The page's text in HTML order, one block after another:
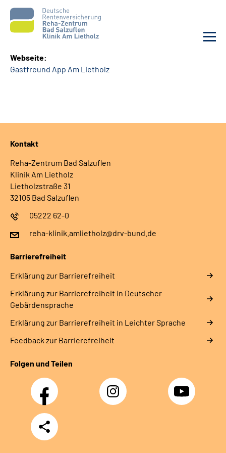
Unsere Klinik
Sozialdienste & Zuweisende
Suche
Leichte Sprache
Webseite:
Gastfreund App Am Lietholz
Kontakt
Reha-Zentrum Bad Salzuflen
Klinik Am Lietholz
Lietholzstraße 31
32105 Bad Salzuflen
05222 62-0
reha-klinik.amlietholz@drv-bund.de
Barrierefreiheit
Erklärung zur Barrierefreiheit
Erklärung zur Barrierefreiheit in Deutscher
Gebärdensprache
Erklärung zur Barrierefreiheit in Leichter Sprache
Feedback zur Barrierefreiheit
Folgen und Teilen
Facebook Instagram YouTube
Teilen